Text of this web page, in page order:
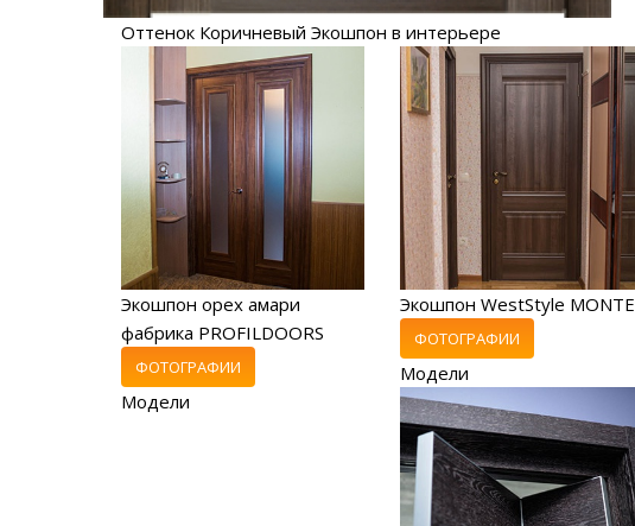
Оттенок Коричневый Экошпон в интерьере
Экошпон орех амари
фабрика PROFILDOORS
ФОТОГРАФИИ
Модели
Экошпон WestStyle MONTE
ФОТОГРАФИИ
Модели